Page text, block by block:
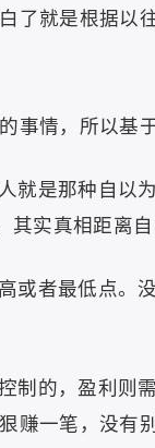
了就是根据以
事情，所以基
就是那种自以
其实真相距离自
或者最低点。
制的，盈利则
赚一笔，没有